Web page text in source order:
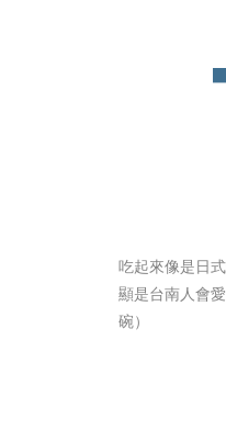
吃起來像是日
顯是台南人會
碗）